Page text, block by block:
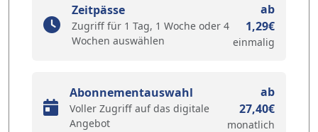
Zeitpässe
Zugriff für 1 Tag, 1 Woche oder 4
Wochen auswählen
ab
1,29€
einmalig
Abonnementauswahl
Voller Zugriff auf das digitale
Angebot
ab
27,40€
monatlich